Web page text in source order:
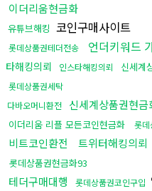
이더리움현금화
유튜브해킹 코인구매사이트
롯데상품권테더전송 언더키워드
타해킹의뢰
인스타해킹의뢰 신세계
롯데상품권세탁
다바오머니환전
신세계상품권현금
이더리움 리플 모든코인현금화 롯
비트코인환전 트위터해킹의뢰
롯데상품권현금화93
테더구매대행 롯데상품권코인구입